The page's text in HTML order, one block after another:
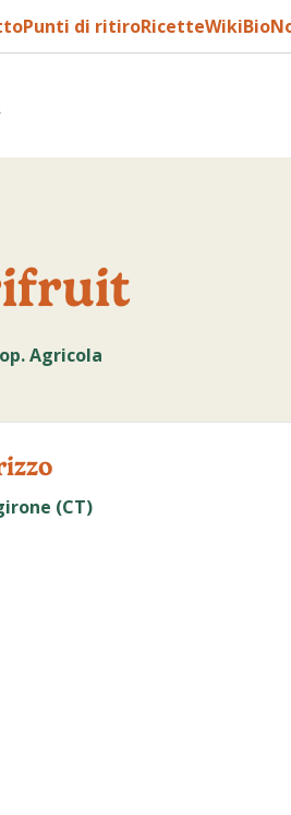
Punti di ritiroRicetteWikiBio
Agricola
(CT)